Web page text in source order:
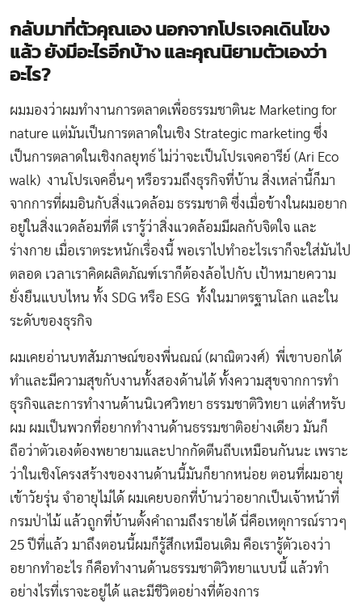
กลับมาที่ตัวคุณเอง นอกจากโปรเจคเดินโขง
แล้ว ยังมีอะไรอีกบ้าง และคุณนิยามตัวเองว่า
อะไร?
ผมมองว่าผมทำงานการตลาดเพื่อธรรมชาตินะ Marketing for
nature แต่มันเป็นการตลาดในเชิง Strategic marketing ซึ่ง
เป็นการตลาดในเชิงกลยุทธ์ ไม่ว่าจะเป็นโปรเจคอารีย์ (Ari Eco
walk) งานโปรเจคอื่นๆ หรือรวมถึงธุรกิจที่บ้าน สิ่งเหล่านี้ก็มา
จากการที่ผมอินกับสิ่งแวดล้อม ธรรมชาติ ซึ่งเมื่อข้างในผมอยาก
อยู่ในสิ่งแวดล้อมที่ดี เรารู้ว่าสิ่งแวดล้อมมีผลกับจิตใจ และ
ร่างกาย เมื่อเราตระหนักเรื่องนี้ พอเราไปทำอะไรเราก็จะใส่มันไป
ตลอด เวลาเราคิดผลิตภัณฑ์เราก็ต้องล้อไปกับ เป้าหมายความ
ยั่งยืนแบบไหน ทั้ง SDG หรือ ESG ทั้งในมาตรฐานโลก และใน
ระดับของธุรกิจ
ผมเคยอ่านบทสัมภาษณ์ของพี่นณณ์ (ผาณิตวงศ์) พี่เขาบอกได้
ทำและมีความสุขกับงานทั้งสองด้านได้ ทั้งความสุขจากการทำ
ธุรกิจและการทำงานด้านนิเวศวิทยา ธรรมชาติวิทยา แต่สำหรับ
ผม ผมเป็นพวกที่อยากทำงานด้านธรรมชาติอย่างเดียว มันก็
ถือว่าตัวเองต้องพยายามและปากกัดตีนถีบเหมือนกันนะ เพราะ
ว่าในเชิงโครงสร้างของงานด้านนี้มันก็ยากหน่อย ตอนที่ผมอายุ
เข้าวัยรุ่น จำอายุไม่ได้ ผมเคยบอกที่บ้านว่าอยากเป็นเจ้าหน้าที่
กรมป่าไม้ แล้วถูกที่บ้านตั้งคำถามถึงรายได้ นี่คือเหตุการณ์ราวๆ
25 ปีที่แล้ว มาถึงตอนนี้ผมก็รู้สึกเหมือนเดิม คือเรารู้ตัวเองว่า
อยากทำอะไร ก็คือทำงานด้านธรรมชาติวิทยาแบบนี้ แล้วทำ
อย่างไรที่เราจะอยู่ได้ และมีชีวิตอย่างที่ต้องการ